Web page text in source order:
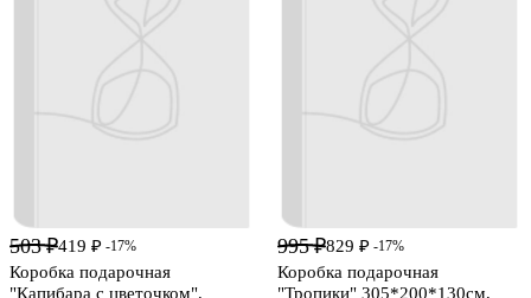
503 ₽419 ₽ -17%
Коробка подарочная
"Капибара с цветочком",
995 ₽829 ₽ -17%
Коробка подарочная
"Тропики" 305*200*130см,